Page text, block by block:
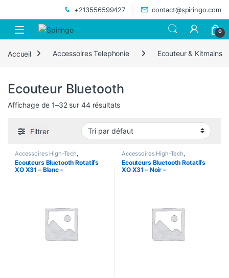
+213556599427 contact@spiringo.com
0
Accueil Accessoires Telephonie Ecouteur & Kitmains
Ecouteur Bluetooth
Affichage de 1–32 sur 44 résultats
Filtrer
Accessoires High-Tech
Accessoires Telephonie Ecouteur
& Kitmains, Ecouteur Bluetooth,
Oreillettes
Ecouteurs Bluetooth Rotatifs
XO X31 – Blanc –
Accessoires High-Tech
Accessoires Telephonie Casque
Bluetooth,Ecouteur & Kitmains,
Ecouteur Bluetooth
Ecouteurs Bluetooth Rotatifs
XO X31 – Noir –